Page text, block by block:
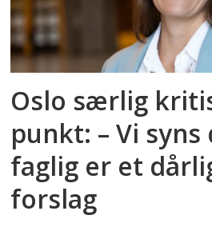
Oslo særlig
punkt: – Vi
faglig er et
forslag